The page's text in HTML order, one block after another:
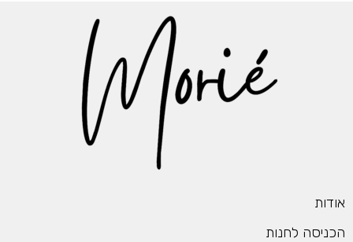
אודות
הכניסה לחנות